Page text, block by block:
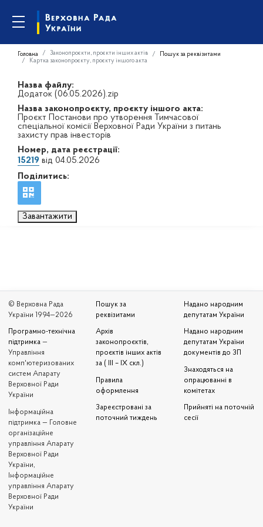
Головна Законопроєкти, проєкти інших актів
Пошук за реквізитами
Картка законопроєкту, проєкту іншого акта
Назва файлу:
Додаток (06.05.2026).zip
Назва законопроєкту, проєкту іншого акта:
Проєкт Постанови про утворення Тимчасової
спеціальної комісії Верховної Ради України з питань
захисту прав інвесторів
Номер, дата реєстрації:
15219 від 04.05.2026
Поділитись:
Завантажити
© Верховна Рада
України 1994—2026
Програмно-технічна
підтримка —
Управління
комп'ютеризованих
систем Апарату
Верховної Ради
України
Iнформаційна
підтримка — Головне
організаційне
управління Апарату
Верховної Ради
України,
Інформаційне
управління Апарату
Верховної Ради
України
Пошук за
реквізитами
Архів
законопроєктів,
проєктів інших актів
за ( III – IX скл.)
Правила
оформлення
Зареєстровані за
поточний тиждень
Надано народним
депутатам України
Надано народним
депутатам України
документів до ЗП
Знаходяться на
опрацюванні в
комітетах
Прийняті на поточній
сесії